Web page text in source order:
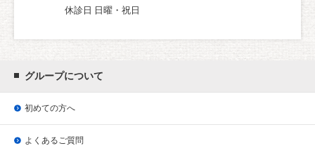
休診日 日曜・祝日
グループについて
初めての方へ
よくあるご質問